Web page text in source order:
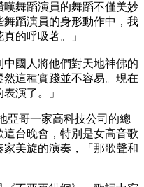
舞蹈演員的舞蹈不僅美妙
蹈演員的身形動作中，我
的呼吸著。」
國人將他們對天地神佛的
這種實踐並不容易。現在
演了。」
亞哥一家高科技公司的總
台晚會，特別是女高音歌
美旋的演奏，「那歌聲和